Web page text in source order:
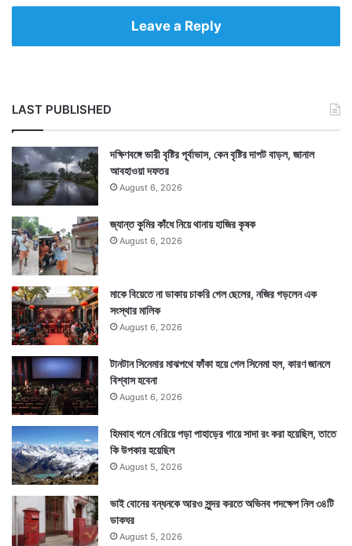
Leave a Reply
LAST PUBLISHED
দক্ষিণবঙ্গে ভারী বৃষ্টির পূর্বাভাস, কেন বৃষ্টির দাপট বাড়ল, জানাল
আবহাওয়া দফতর
August 6, 2026
জ্যান্ত কুমির কাঁধে নিয়ে থানায় হাজির কৃষক
August 6, 2026
মাকে বিয়েতে না ডাকায় চাকরি গেল ছেলের, নজির গড়লেন এক
সংস্থার মালিক
August 6, 2026
টানটান সিনেমার মাঝপথে ফাঁকা হয়ে গেল সিনেমা হল, কারণ জানলে
বিশ্বাস হবেনা
August 6, 2026
হিমবাহ গলে বেরিয়ে পড়া পাহাড়ের গায়ে সাদা রং করা হয়েছিল, তাতে
কি উপকার হয়েছিল
August 5, 2026
ভাই বোনের বন্ধনকে আরও সুন্দর করতে অভিনব পদক্ষেপ নিল ৩৪টি
ডাকঘর
August 5, 2026